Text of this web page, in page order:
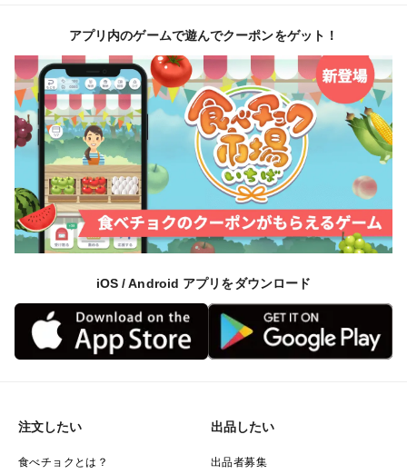
＜栽培のこだわり＞
じゃがいも専用肥料を使用し、頻繁に巡回し適宜防除作
業を行っています。
＜産地の特徴＞
太平洋側に位置し、東側に小川原湖、西側に八甲田山が
あり自然豊な場所です。
＜調理方法＞
一般的なじゃがいもを使った料理に使用できます。
甘味が強いため、ゆでてそのままたべても良し、ポテト
アプリ内のゲームで遊んでクーポンをゲット！
iOS / Android アプリをダウンロード
注文したい
食べチョクとは？
出品したい
出品者募集